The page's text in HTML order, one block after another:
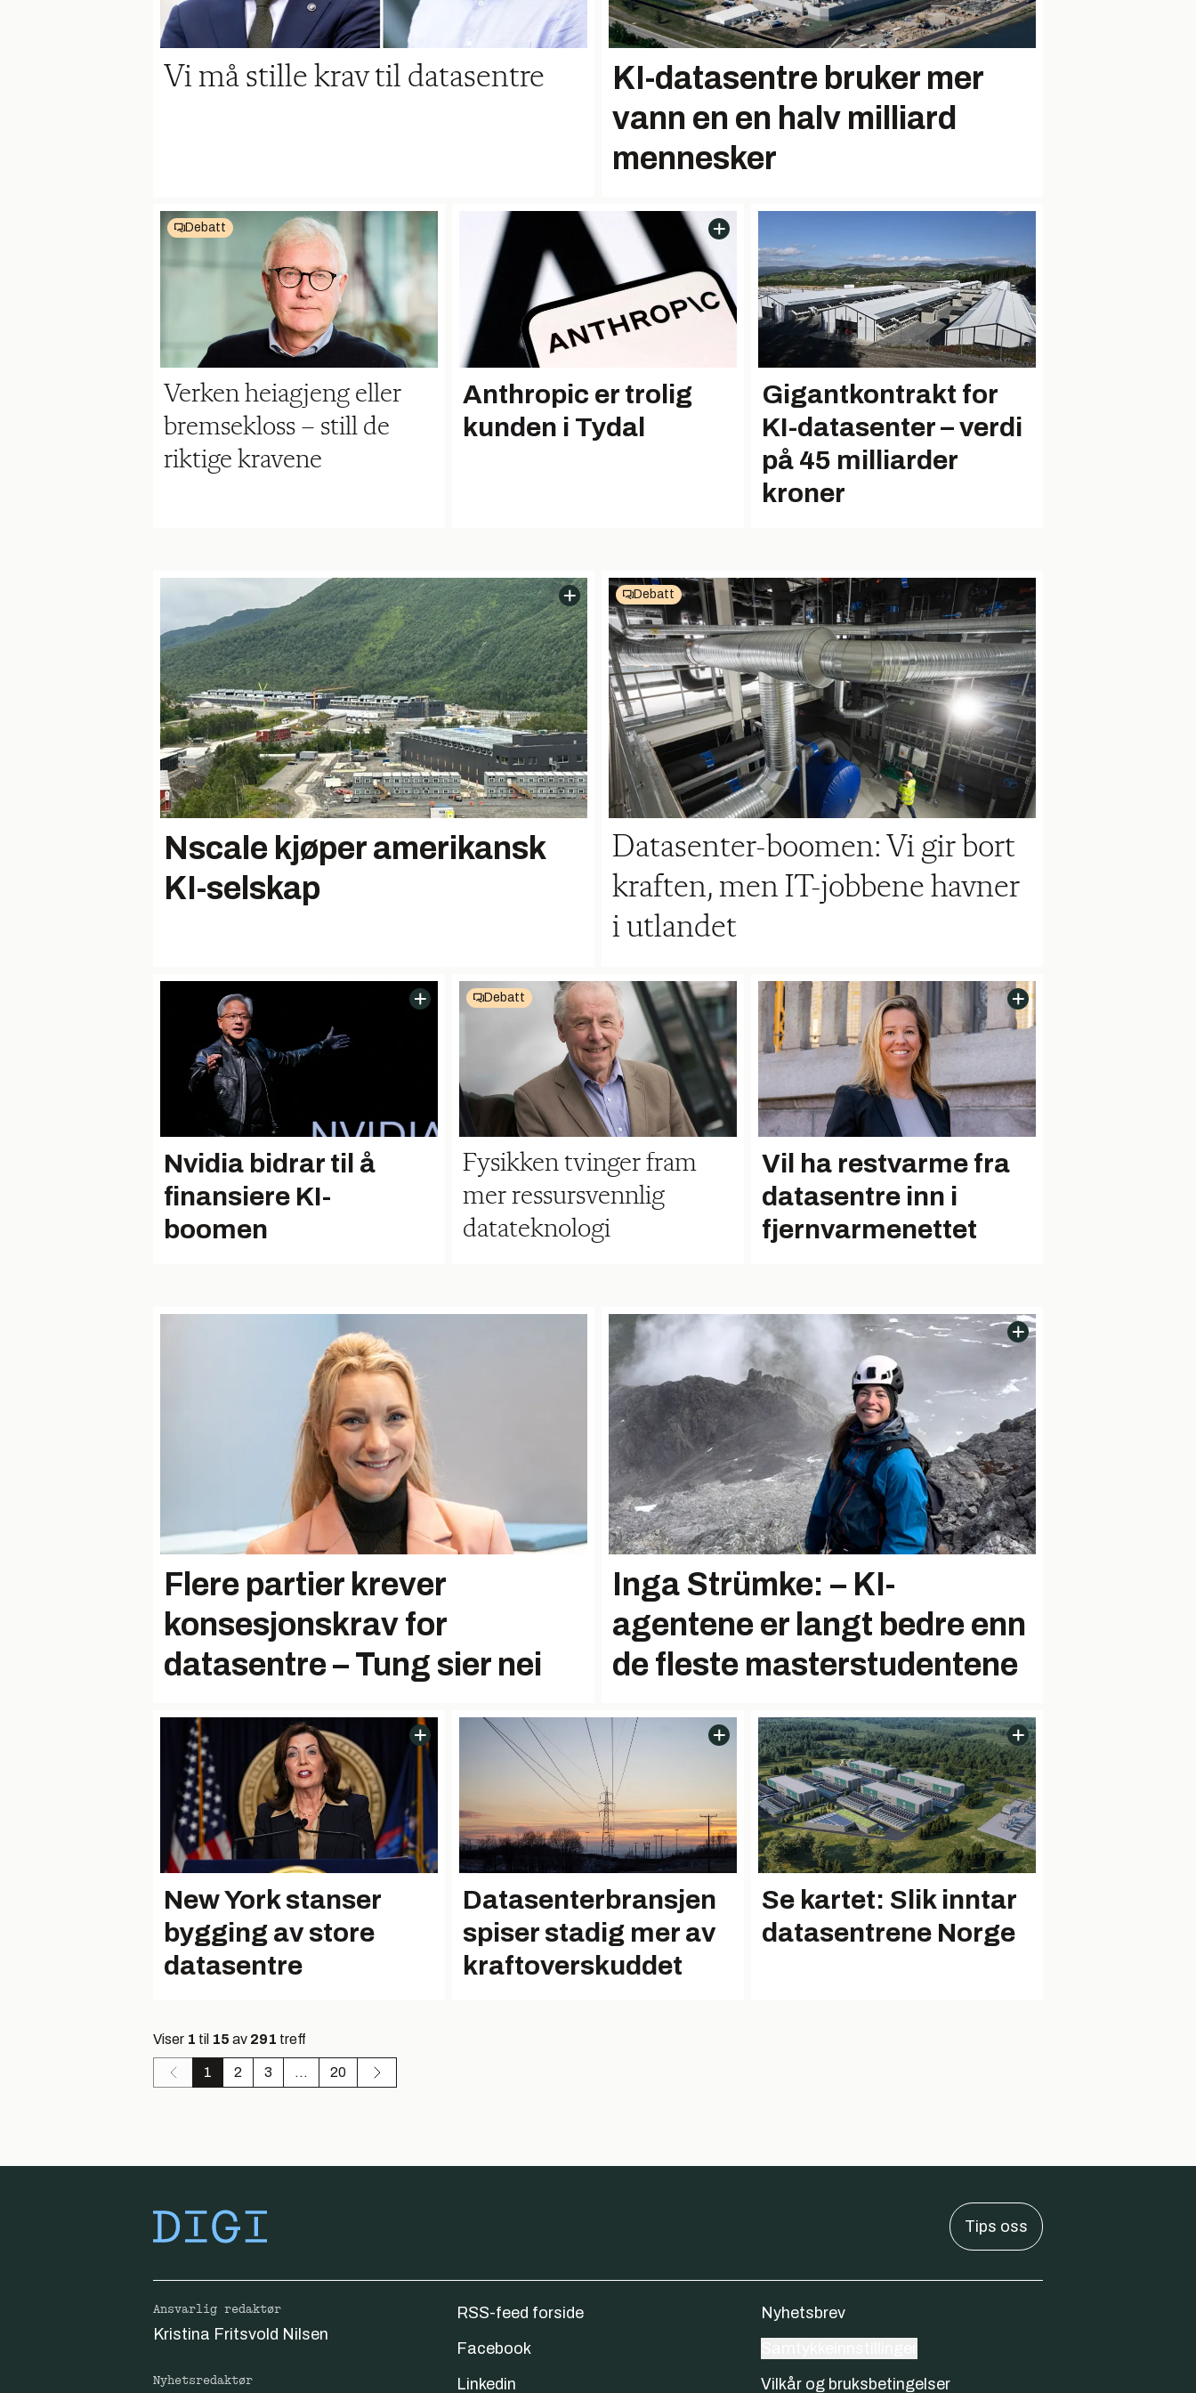
Vi må stille krav til datasentre
KI-datasentre bruker mer
vann en en halv milliard
mennesker
Debatt
Verken heiagjeng eller
bremsekloss – still de
riktige kravene
Anthropic er trolig
kunden i Tydal
Gigantkontrakt for
KI-datasenter – verdi
på 45 milliarder
kroner
Nscale kjøper amerikansk
KI-selskap
Debatt
Datasenter-boomen: Vi gir bort
kraften, men IT-jobbene havner
i utlandet
Nvidia bidrar til å
finansiere KI-
boomen
Debatt
Fysikken tvinger fram
mer ressursvennlig
datateknologi
Vil ha restvarme fra
datasentre inn i
fjernvarmenettet
Flere partier krever
konsesjonskrav for
datasentre – Tung sier nei
Inga Strümke: – KI-
agentene er langt bedre enn
de fleste masterstudentene
New York stanser
bygging av store
datasentre
Datasenterbransjen
spiser stadig mer av
kraftoverskuddet
Se kartet: Slik inntar
datasentrene Norge
Viser 1 til 15 av 291 treff
1 2 3 ... 20
Tips oss
Ansvarlig redaktør
Kristina Fritsvold Nilsen
Nyhetsredaktør
RSS-feed forside
Facebook
Linkedin
Nyhetsbrev
Vilkår og bruksbetingelser